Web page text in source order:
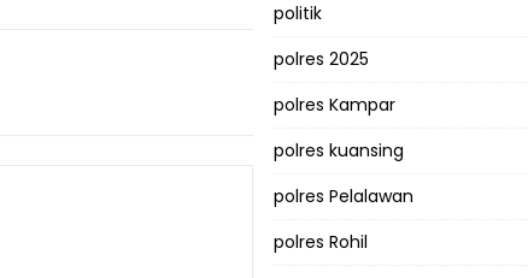
politik
polres 2025
polres Kampar
polres kuansing
polres Pelalawan
polres Rohil